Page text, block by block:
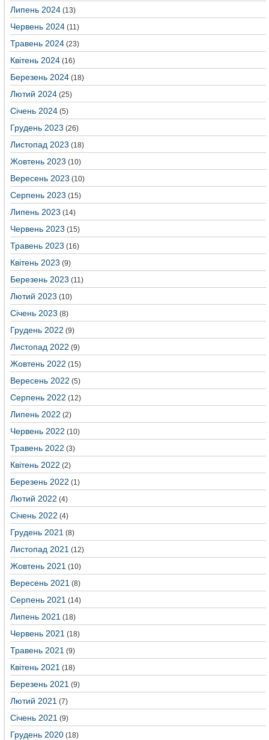
Липень 2024 (13)
Червень 2024 (11)
Травень 2024 (23)
Квітень 2024 (16)
Березень 2024 (18)
Лютий 2024 (25)
Січень 2024 (5)
Грудень 2023 (26)
Листопад 2023 (18)
Жовтень 2023 (10)
Вересень 2023 (10)
Серпень 2023 (15)
Липень 2023 (14)
Червень 2023 (15)
Травень 2023 (16)
Квітень 2023 (9)
Березень 2023 (11)
Лютий 2023 (10)
Січень 2023 (8)
Грудень 2022 (9)
Листопад 2022 (9)
Жовтень 2022 (15)
Вересень 2022 (5)
Серпень 2022 (12)
Липень 2022 (2)
Червень 2022 (10)
Травень 2022 (3)
Квітень 2022 (2)
Березень 2022 (1)
Лютий 2022 (4)
Січень 2022 (4)
Грудень 2021 (8)
Листопад 2021 (12)
Жовтень 2021 (10)
Вересень 2021 (8)
Серпень 2021 (14)
Липень 2021 (18)
Червень 2021 (18)
Травень 2021 (9)
Квітень 2021 (18)
Березень 2021 (9)
Лютий 2021 (7)
Січень 2021 (9)
Грудень 2020 (18)